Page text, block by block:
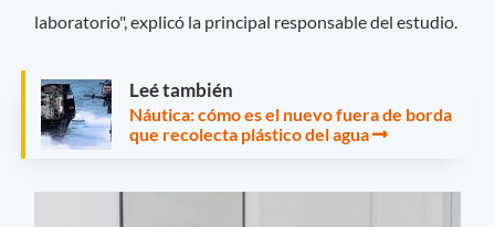
laboratorio", explicó la principal responsable del estudio.
Leé también
Náutica: cómo es el nuevo fuera de borda
que recolecta plástico del agua